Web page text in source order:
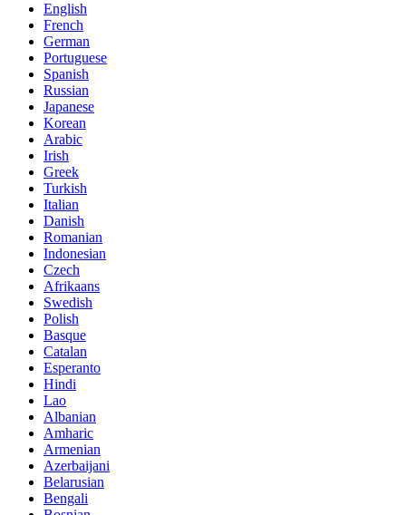
English
French
German
Portuguese
Spanish
Russian
Japanese
Korean
Arabic
Irish
Greek
Turkish
Italian
Danish
Romanian
Indonesian
Czech
Afrikaans
Swedish
Polish
Basque
Catalan
Esperanto
Hindi
Lao
Albanian
Amharic
Armenian
Azerbaijani
Belarusian
Bengali